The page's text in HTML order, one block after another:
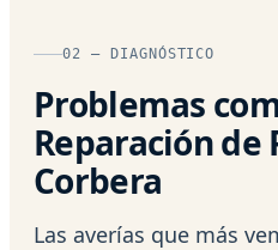
02 — DIAGNÓSTICO
Problemas
Reparación de
Corbera
Las averías que más